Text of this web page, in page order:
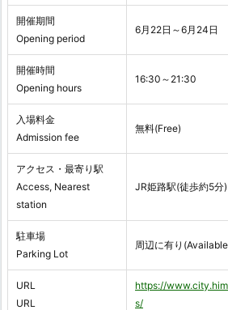
開催期間
Opening period
6月22日～6月24日
開催時間
Opening hours
16:30～21:30
入場料金
Admission fee
無料(Free)
アクセス・最寄り駅
Access, Nearest
station
JR姫路駅(徒歩約5分
駐車場
Parking Lot
周辺に有り
URL
URL
https://
s/